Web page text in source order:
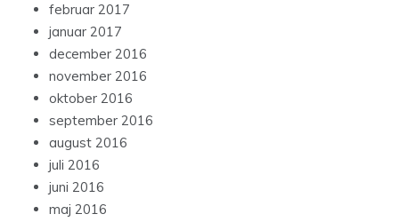
februar 2017
januar 2017
december 2016
november 2016
oktober 2016
september 2016
august 2016
juli 2016
juni 2016
maj 2016